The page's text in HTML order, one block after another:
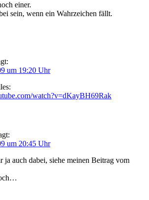
einer.
sein, wenn ein Wahrzeichen fällt.
um 19:20 Uhr
watch?v=dKayBH69Rak
um 20:45 Uhr
ja auch dabei, siehe meinen Beitrag vom